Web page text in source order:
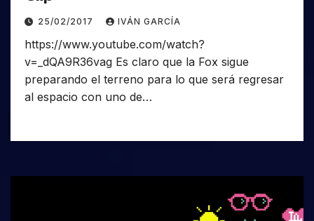
25/02/2017 IVÁN GARCÍA
https://www.youtube.com/watch?
v=_dQA9R36vag Es claro que la Fox sigue
preparando el terreno para lo que será regresar
al espacio con uno de…